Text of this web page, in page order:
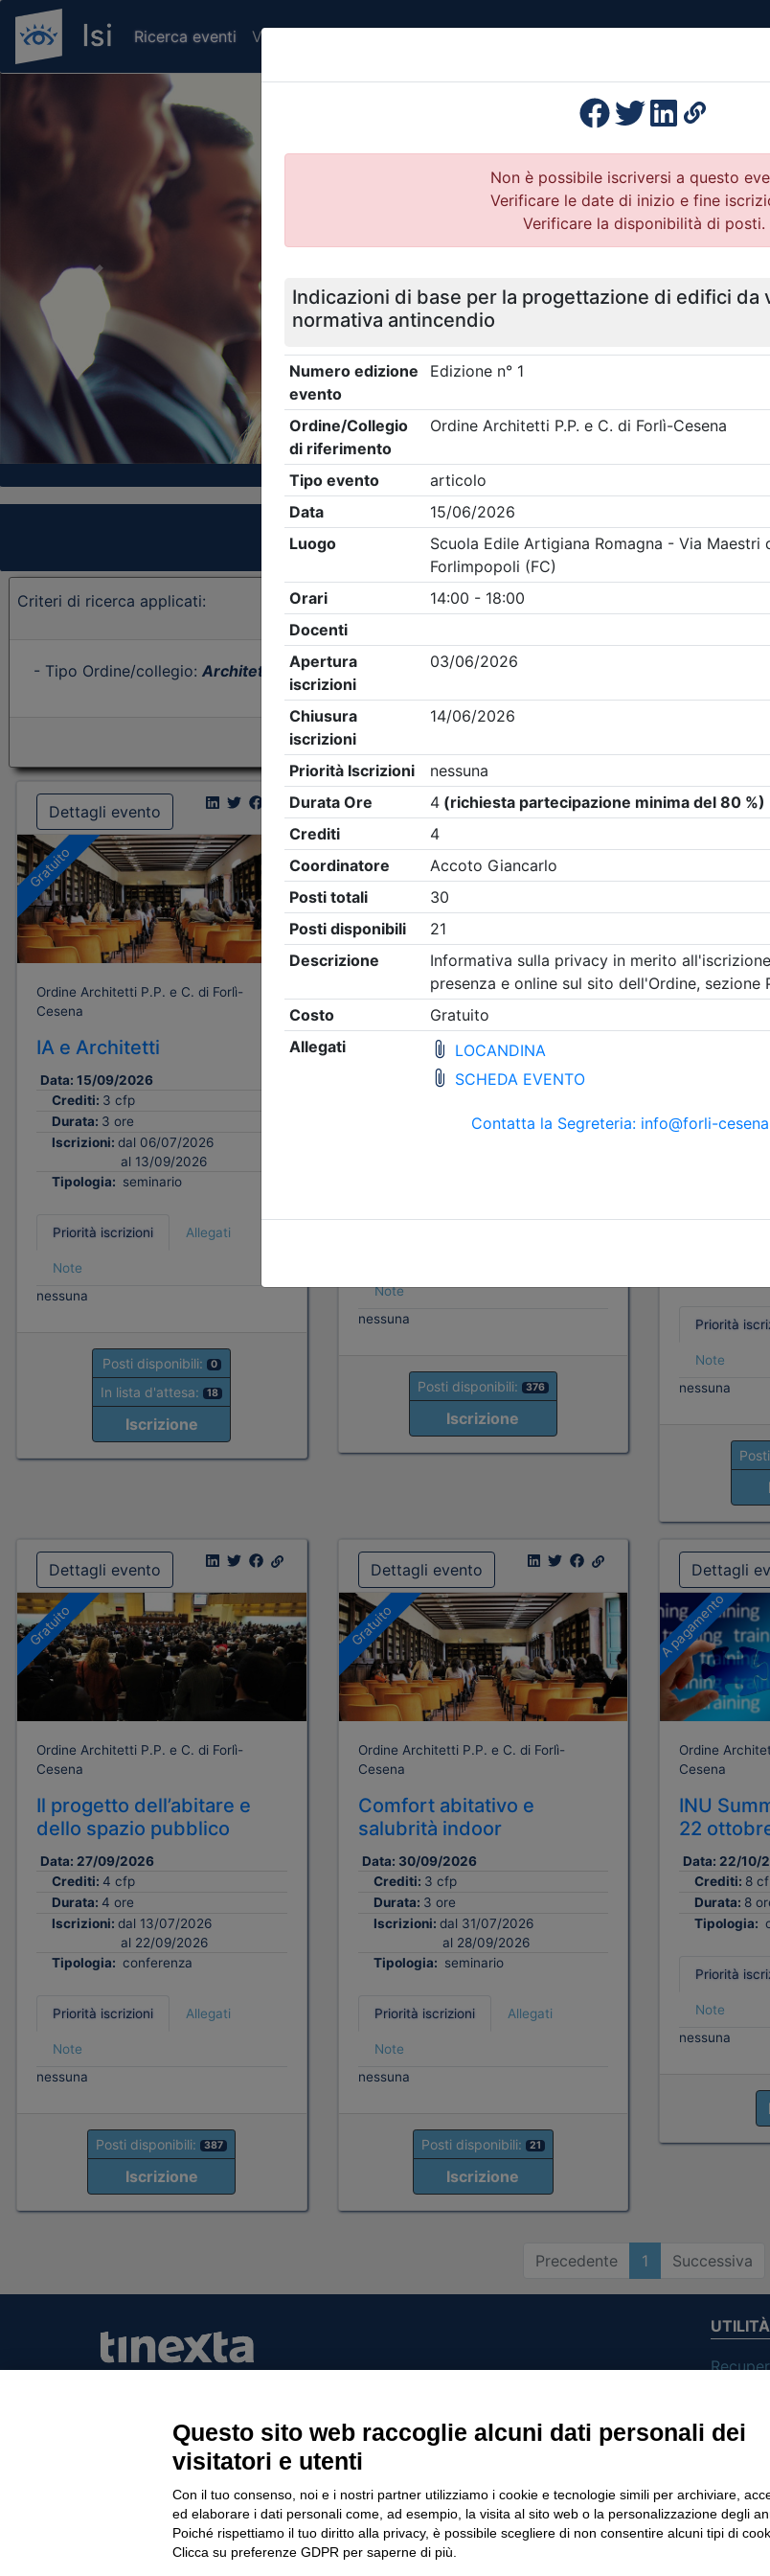
Ricerca eventi Verifica attestato di presenza
Previous
Clicca qui - espandi la sezione dei filtri
Criteri di ricerca applicati:
- Tipo Ordine/collegio: Architetti - Ordine:Forlì-Cesena- Eventi in programma dal
Dettagli evento
Gratuito
Ordine Architetti P.P. e C. di Forlì-
Cesena
IA e Architetti
Data: 15/09/2026
Crediti: 3 cfp
Durata: 3 ore
Iscrizioni: dal 06/07/2026
al 13/09/2026
Tipologia: seminario
Priorità iscrizioni Allegati
Note
nessuna
Posti disponibili: 0
In lista d'attesa: 18
Iscrizione
Dettagli evento
Gratuito
Ordine Architetti P.P. e C. di Forlì-
Abitare il cambiamento / Il
cambiamento dell’abitare
Note
nessuna
Posti disponibili: 376
Iscrizione
Dettagli
Ordine
accordi
Priorità
Note
nessuna
Dettagli evento
Gratuito
Ordine Architetti P.P. e C. di Forlì-
Cesena
Il progetto dell’abitare e
dello spazio pubblico
Data: 27/09/2026
Crediti: 4 cfp
Durata: 4 ore
Iscrizioni: dal 13/07/2026
al 22/09/2026
Tipologia: conferenza
Priorità iscrizioni Allegati
Note
nessuna
Posti disponibili: 387
Iscrizione
Dettagli evento
Gratuito
Ordine Architetti P.P. e C. di Forlì-
Cesena
Comfort abitativo e
salubrità indoor
Data: 30/09/2026
Crediti: 3 cfp
Durata: 3 ore
Iscrizioni: dal 31/07/2026
al 28/09/2026
Tipologia: seminario
Priorità iscrizioni Allegati
Note
nessuna
Posti disponibili: 21
Iscrizione
Dettagli
A pagamento
Ordine
Cesena
INU
22
Data: 22/10/
Crediti: 8
Durata: 8
Tipologia:
Priorità
Note
nessuna
Precedente 1 Successiva
Tinexta Visura SpA
Piazzale Flaminio 1/b, 00196 Roma, Italia Società con Socio
Società soggetta alla direzione e coordinamento di Tinexta SpA
P.IVA 05338771008 REA n. 877679
UTILITÀ
Questo sito web raccoglie alcuni dati personali dei
visitatori e utenti
Con il tuo consenso, noi e i nostri partner utilizziamo i cookie e tecnologie simili per archiviare,
ed elaborare i dati personali come, ad esempio, la visita al sito web o la personalizzazione degli
Poiché rispettiamo il tuo diritto alla privacy, è possibile scegliere di non consentire alcuni tipi di
Clicca su preferenze GDPR per saperne di più.